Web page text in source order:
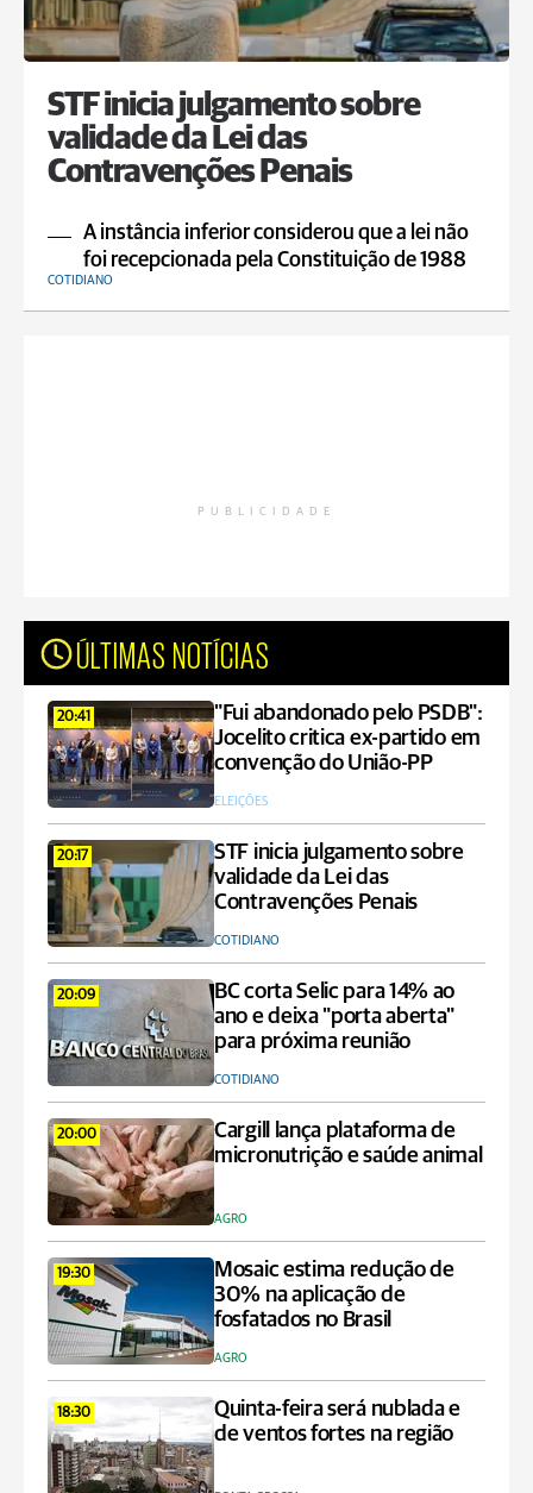
STF inicia julgamento sobre
validade da Lei das
Contravenções Penais
A instância inferior considerou que a lei não
foi recepcionada pela Constituição de 1988
COTIDIANO
PUBLICIDADE
ÚLTIMAS NOTÍCIAS
20:41
"Fui abandonado pelo PSDB":
Jocelito critica ex-partido em
convenção do União-PP
ELEIÇÕES
20:17
STF inicia julgamento sobre
validade da Lei das
Contravenções Penais
COTIDIANO
20:09
BC corta Selic para 14% ao
ano e deixa "porta aberta"
para próxima reunião
COTIDIANO
20:00
Cargill lança plataforma de
micronutrição e saúde animal
AGRO
19:30
Mosaic estima redução de
30% na aplicação de
fosfatados no Brasil
AGRO
18:30
Quinta-feira será nublada e
de ventos fortes na região